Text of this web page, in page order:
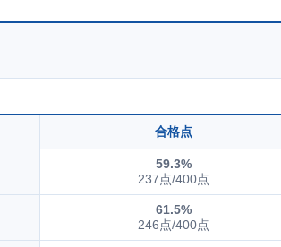
合格点
59.3%
237点/400点
61.5%
246点/400点